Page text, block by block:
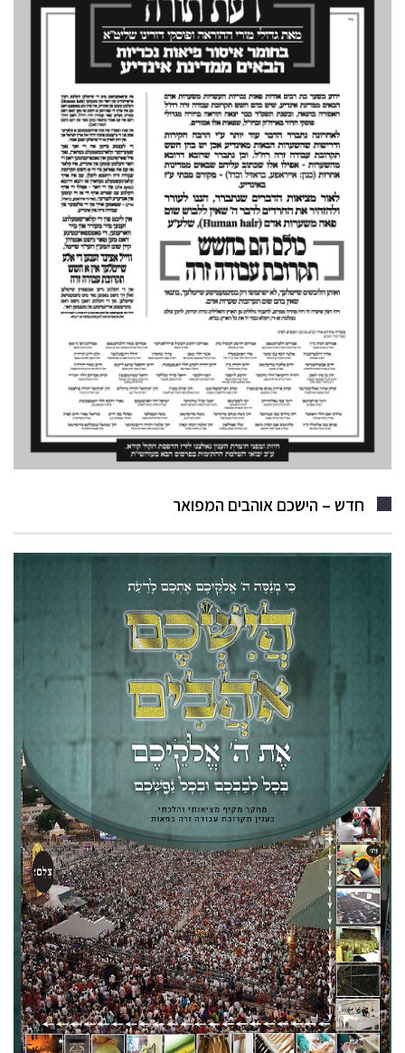
חדש – הישכם אוהבים המפואר